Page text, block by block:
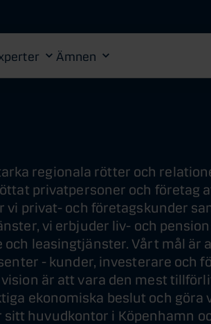
Ämnen
regionala rötter och
privatpersoner och företag
vi privat- och företagskunder
vi erbjuder liv- och
leasingtjänster. Vårt mål är
- kunder, investerare och
är att vara den mest
ekonomiska beslut och göra
huvudkontor i Köpenhamn